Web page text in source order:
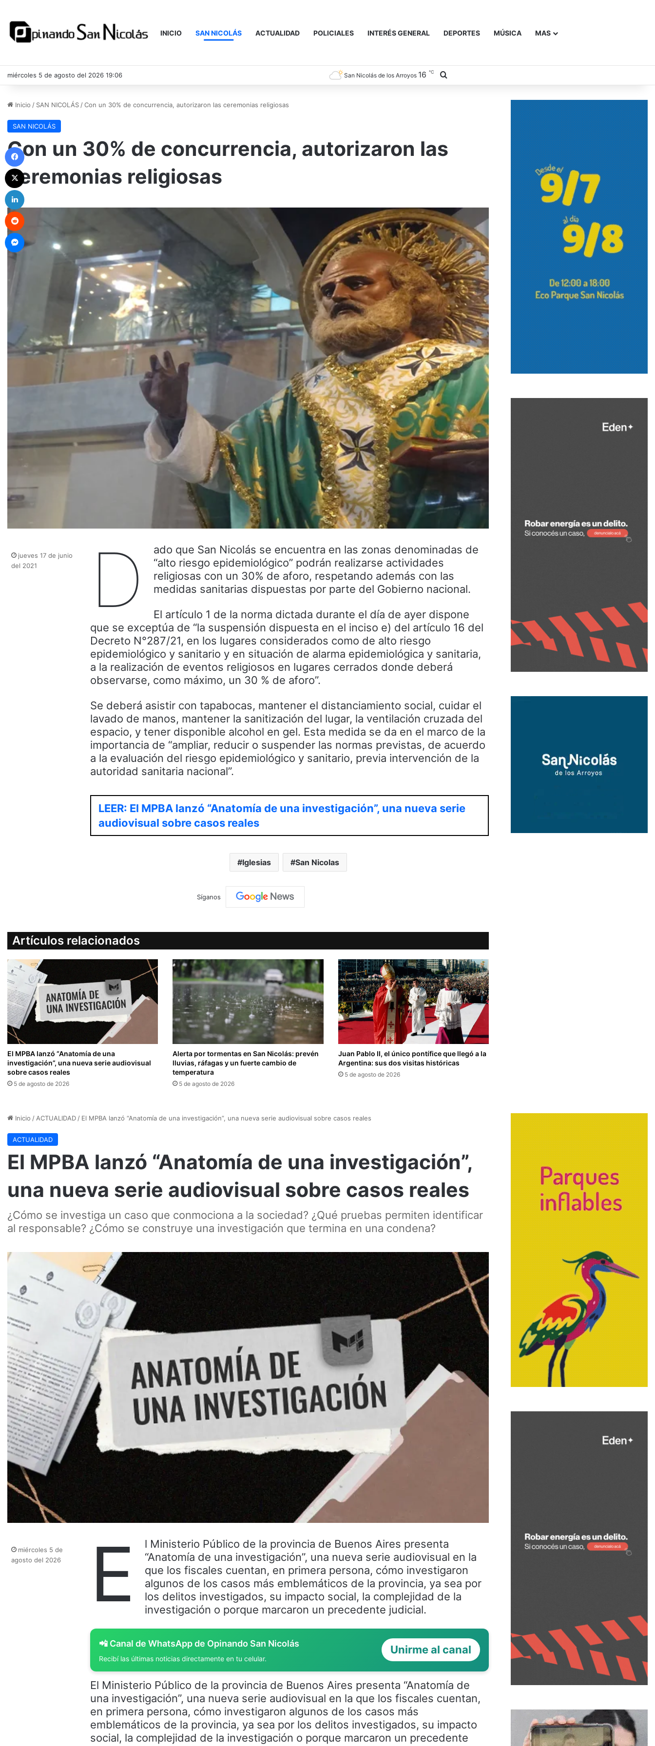
INICIO SAN NICOLÁS ACTUALIDAD POLICIALES INTERÉS GENERAL DEPORTES MÚSICA MAS
miércoles 5 de agosto del 2026 19:06 San Nicolás de los Arroyos 16 ℃
Inicio / SAN NICOLÁS /Con un 30% de concurrencia, autorizaron las ceremonias religiosas
SAN NICOLÁS
Con un 30% de concurrencia, autorizaron las
ceremonias religiosas
D
ado que San Nicolás se encuentra en las zonas denominadas de
“alto riesgo epidemiológico” podrán realizarse actividades
religiosas con un 30% de aforo, respetando además con las
medidas sanitarias dispuestas por parte del Gobierno nacional.
El artículo 1 de la norma dictada durante el día de ayer dispone
que se exceptúa de “la suspensión dispuesta en el inciso e) del artículo 16 del
Decreto N°287/21, en los lugares considerados como de alto riesgo
epidemiológico y sanitario y en situación de alarma epidemiológica y sanitaria,
a la realización de eventos religiosos en lugares cerrados donde deberá
observarse, como máximo, un 30 % de aforo”.
Se deberá asistir con tapabocas, mantener el distanciamiento social, cuidar el
lavado de manos, mantener la sanitización del lugar, la ventilación cruzada del
espacio, y tener disponible alcohol en gel. Esta medida se da en el marco de la
importancia de “ampliar, reducir o suspender las normas previstas, de acuerdo
a la evaluación del riesgo epidemiológico y sanitario, previa intervención de la
autoridad sanitaria nacional”.
LEER: El MPBA lanzó “Anatomía de una investigación”, una nueva serie
audiovisual sobre casos reales
Iglesias San Nicolas
jueves 17 de junio
del 2021
Síganos
Artículos relacionados
El MPBA lanzó “Anatomía de una
investigación”, una nueva serie audiovisual
sobre casos reales
5 de agosto de 2026
Alerta por tormentas en San Nicolás: prevén
lluvias, ráfagas y un fuerte cambio de
temperatura
5 de agosto de 2026
Juan Pablo II, el único pontífice que llegó a la
Argentina: sus dos visitas históricas
5 de agosto de 2026
Facebook